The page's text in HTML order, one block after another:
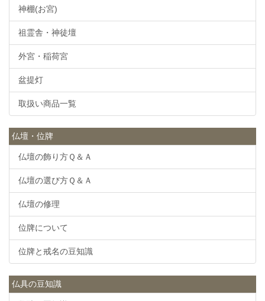
神棚(お宮)
祖霊舎・神徒壇
外宮・稲荷宮
盆提灯
取扱い商品一覧
仏壇・位牌
仏壇の飾り方Ｑ＆Ａ
仏壇の選び方Ｑ＆Ａ
仏壇の修理
位牌について
位牌と戒名の豆知識
仏具の豆知識